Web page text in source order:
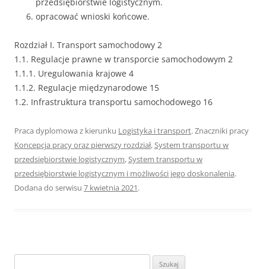
opracować wnioski końcowe.
Rozdział I. Transport samochodowy 2
1.1. Regulacje prawne w transporcie samochodowym 2
1.1.1. Uregulowania krajowe 4
1.1.2. Regulacje międzynarodowe 15
1.2. Infrastruktura transportu samochodowego 16
Praca dyplomowa z kierunku Logistyka i transport. Znaczniki pracy
Koncepcja pracy oraz pierwszy rozdział,System transportu w
przedsiębiorstwie logistycznym,System transportu w
przedsiębiorstwie logistycznym i możliwości jego doskonalenia.
Dodana do serwisu 7 kwietnia 2021.